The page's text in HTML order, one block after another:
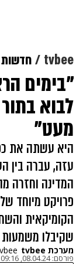
tvbee חדשות TV
"בימים
לבוא
מעט"
היא עשתה את
עזה, עברה בין
המדינה וחזרה
פרויקט מיוחד
הקומיקאית
שקיבלו
מערכת tvbee
פורסם:08.04.24, 09:16